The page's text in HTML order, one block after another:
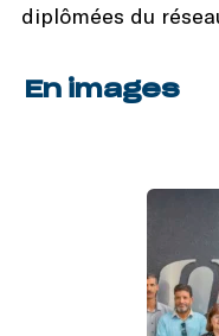
diplômées du
En images